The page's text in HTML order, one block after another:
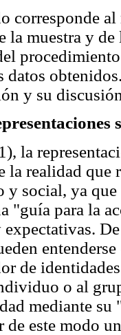
corresponde
la muestra y
datos
y su
la
la realidad
y social, ya
"guía para la
de
o al
mediante
este modo